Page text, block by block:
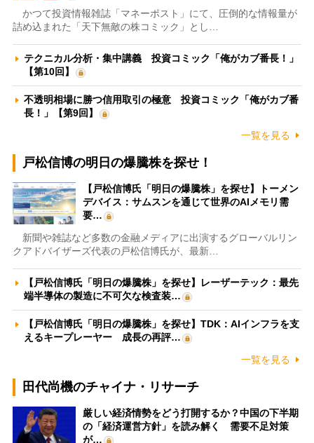
かつて投資情報雑誌「マネーポスト」にて、圧倒的な情報量が
詰め込まれた「天下無敵の株コミック」とし…
テクニカル分析・集中講義 投資コミック「俺がカブ番長！」
【第10回】
不透明相場に勝つ信用取引の極意 投資コミック「俺がカブ番
長！」【第9回】
一覧を見る
戸松信博の明日の爆騰株を探せ！
【戸松信博氏「明日の爆騰株」を探せ】トーメン
デバイス：サムスンを通じて世界のAIメモリ需
要…
新聞や雑誌など多数の金融メディアに出演するグローバルリン
クアドバイザーズ代表の戸松信博氏が、最新…
【戸松信博氏「明日の爆騰株」を探せ】レーザーテック：最先
端半導体の製造に不可欠な検査装…
【戸松信博氏「明日の爆騰株」を探せ】TDK：AIインフラを支
えるキープレーヤー 成長の再評…
一覧を見る
田代尚機のチャイナ・リサーチ
厳しい経済情勢をどう打開するか？中国の下半期
の「経済運営方針」を読み解く 需要不足対策
が…